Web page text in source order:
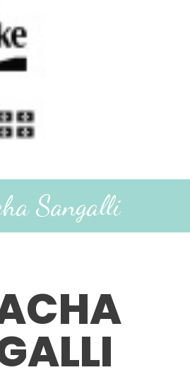
Sangalli